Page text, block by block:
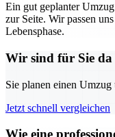
Ein gut geplanter
zur Seite. Wir passen
Lebensphase.
Wir sind für Sie da
Sie planen einen
Jetzt schnell vergleichen